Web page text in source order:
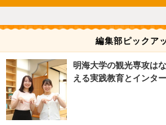
編集部ピックア
明海大学の観光専攻は
える実践教育とインタ